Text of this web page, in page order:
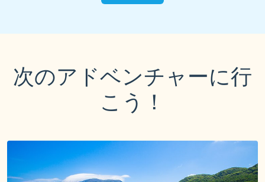
次のアドベンチャーに行
こう！